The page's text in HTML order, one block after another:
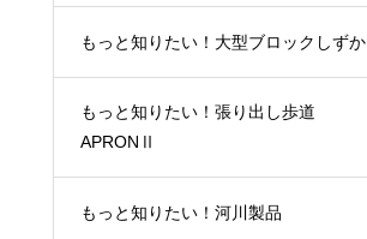
もっと知りたい！大型ブロックしずか
もっと知りたい！張り出し歩道
APRONⅡ
もっと知りたい！河川製品